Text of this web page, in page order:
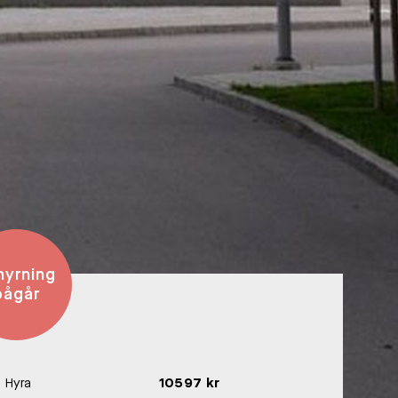
Hyra 10597 kr